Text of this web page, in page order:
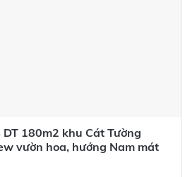
180m2 khu Cát Tường
vườn hoa, hướng Nam mát